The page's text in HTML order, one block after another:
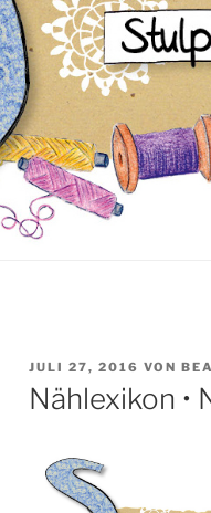
VERÖFFENTLICHT
AM
JULI 27, 2016 VON
Nählexikon •